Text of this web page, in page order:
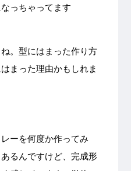
っちゃってます
。型にはまった作り方
まった理由かもしれま
ーを何度か作ってみ
るんですけど、完成形